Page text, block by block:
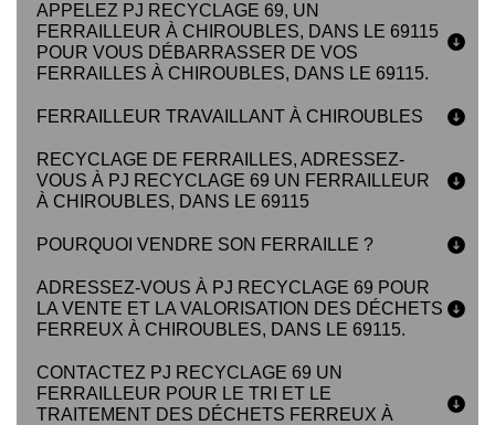
APPELEZ PJ RECYCLAGE 69, UN
FERRAILLEUR À CHIROUBLES, DANS LE 69115
POUR VOUS DÉBARRASSER DE VOS
FERRAILLES À CHIROUBLES, DANS LE 69115.
FERRAILLEUR TRAVAILLANT À CHIROUBLES
RECYCLAGE DE FERRAILLES, ADRESSEZ-
VOUS À PJ RECYCLAGE 69 UN FERRAILLEUR
À CHIROUBLES, DANS LE 69115
POURQUOI VENDRE SON FERRAILLE ?
ADRESSEZ-VOUS À PJ RECYCLAGE 69 POUR
LA VENTE ET LA VALORISATION DES DÉCHETS
FERREUX À CHIROUBLES, DANS LE 69115.
CONTACTEZ PJ RECYCLAGE 69 UN
FERRAILLEUR POUR LE TRI ET LE
TRAITEMENT DES DÉCHETS FERREUX À